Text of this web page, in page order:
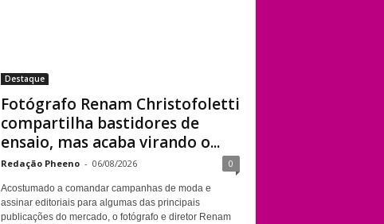
Destaque
Fotógrafo Renam Christofoletti
compartilha bastidores de
ensaio, mas acaba virando o...
Redação Pheeno - 06/08/2026 0
Acostumado a comandar campanhas de moda e
assinar editoriais para algumas das principais
publicações do mercado, o fotógrafo e diretor Renam